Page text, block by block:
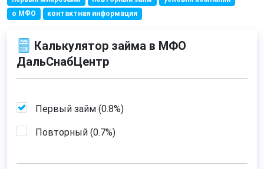
о МФО
контактная информация
Калькулятор займа в МФО
ДальСнабЦентр
Первый займ (0.8%)
Повторный (0.7%)